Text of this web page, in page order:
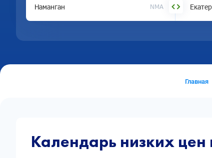
NMA
Главная
Календарь низких